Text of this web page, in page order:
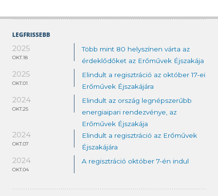
LEGFRISSEBB
2025
OKT.18
Több mint 80 helyszínen várta az
érdeklődőket az Erőművek Éjszakája
2025
OKT.01
Elindult a regisztráció az október 17-ei
Erőművek Éjszakájára
2024
OKT.25
Elindult az ország legnépszerűbb
energiaipari rendezvénye, az
Erőművek Éjszakája
2024
OKT.07
Elindult a regisztráció az Erőművek
Éjszakájára
2024
OKT.04
A regisztráció október 7-én indul